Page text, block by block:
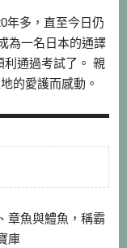
年多，直至今日仍
為一名日本的通譯
通過考試了。 親
的愛護而感動。
章魚與鱧魚，稱霸
庫